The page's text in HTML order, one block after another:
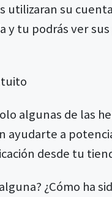
utilizaran su
y tu podrás ver
algunas de las
ayudarte a
desde tu
¿Cómo ha